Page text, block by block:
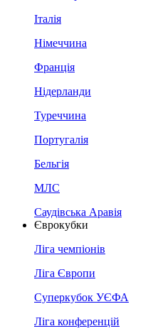
Італія
Німеччина
Франція
Нідерланди
Туреччина
Португалія
Бельгія
МЛС
Саудівська Аравія
Єврокубки
Ліга чемпіонів
Ліга Європи
Суперкубок УЄФА
Ліга конференцій